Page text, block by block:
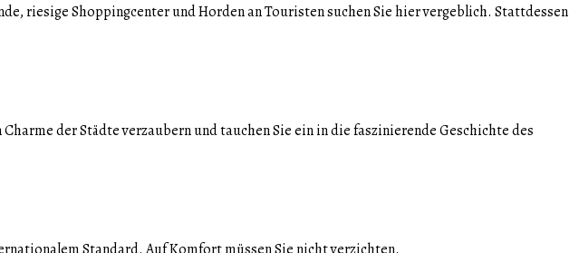
riesige Shoppingcenter und Horden an Touristen suchen Sie hier vergeblich. Stattdessen
der Städte verzaubern und tauchen Sie ein in die faszinierende Geschichte des